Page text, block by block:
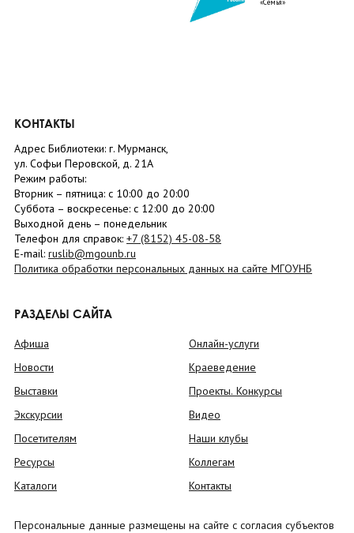
«Семья»
КОНТАКТЫ
Адрес Библиотеки: г. Мурманск,
ул. Софьи Перовской, д. 21А
Режим работы:
Вторник – пятница: с 10:00 до 20:00
Суббота – воскресенье: c 12:00 до 20:00
Выходной день – понедельник
Телефон для справок: +7 (8152) 45-08-58
E-mail: ruslib@mgounb.ru
Политика обработки персональных данных на сайте МГОУНБ
РАЗДЕЛЫ САЙТА
Афиша
Новости
Выставки
Экскурсии
Посетителям
Ресурсы
Каталоги
Онлайн-услуги
Краеведение
Проекты. Конкурсы
Видео
Наши клубы
Коллегам
Контакты
Персональные данные размещены на сайте с согласия субъектов